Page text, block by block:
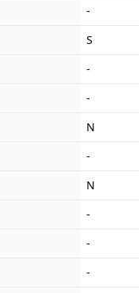
-
S
-
-
N
-
N
-
-
-